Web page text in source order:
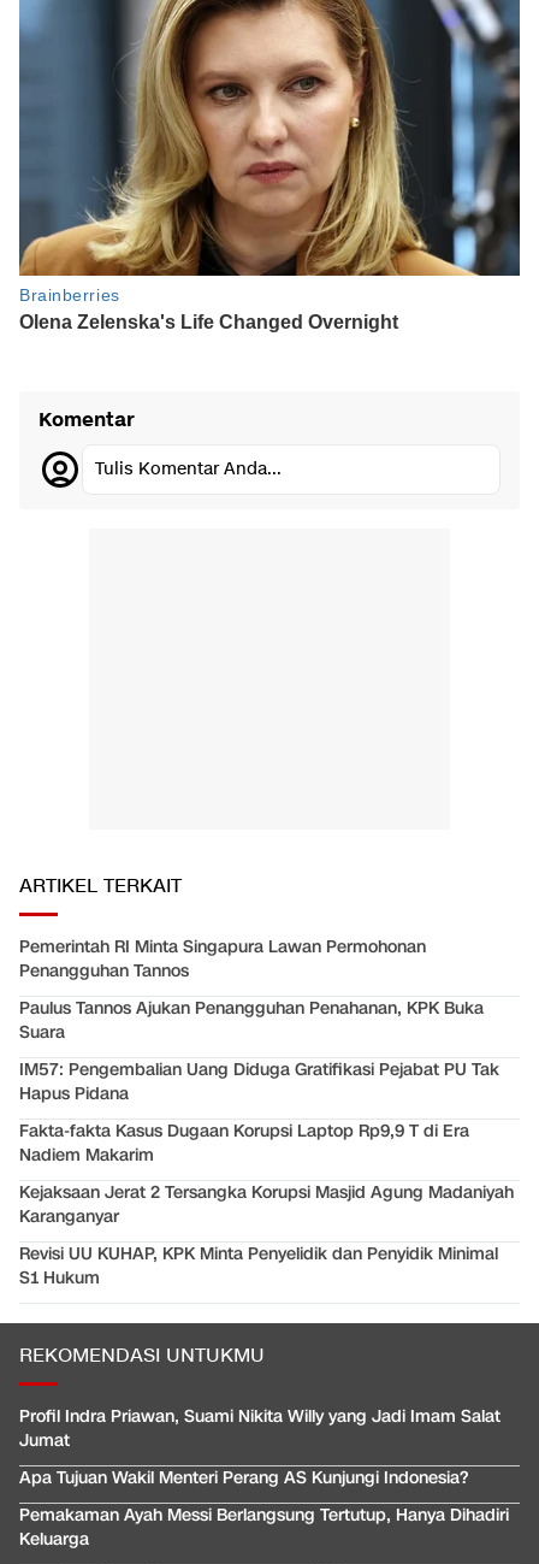
Komentar
Tulis Komentar Anda...
ARTIKEL TERKAIT
Pemerintah RI Minta Singapura Lawan Permohonan
Penangguhan Tannos
Paulus Tannos Ajukan Penangguhan Penahanan, KPK Buka
Suara
IM57: Pengembalian Uang Diduga Gratifikasi Pejabat PU Tak
Hapus Pidana
Fakta-fakta Kasus Dugaan Korupsi Laptop Rp9,9 T di Era
Nadiem Makarim
Kejaksaan Jerat 2 Tersangka Korupsi Masjid Agung Madaniyah
Karanganyar
Revisi UU KUHAP, KPK Minta Penyelidik dan Penyidik Minimal
S1 Hukum
REKOMENDASI UNTUKMU
Profil Indra Priawan, Suami Nikita Willy yang Jadi Imam Salat
Jumat
Apa Tujuan Wakil Menteri Perang AS Kunjungi Indonesia?
Pemakaman Ayah Messi Berlangsung Tertutup, Hanya Dihadiri
Keluarga